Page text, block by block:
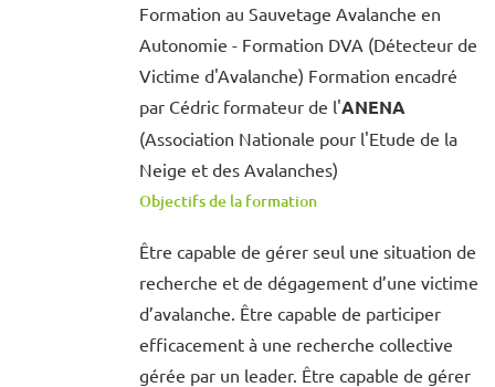
Formation au Sauvetage Avalanche en
Autonomie - Formation DVA (Détecteur de
Victime d'Avalanche) Formation encadré
par Cédric formateur de l'ANENA
(Association Nationale pour l'Etude de la
Neige et des Avalanches)
Objectifs de la formation
Être capable de gérer seul une situation de
recherche et de dégagement d’une victime
d’avalanche. Être capable de participer
efficacement à une recherche collective
gérée par un leader. Être capable de gérer